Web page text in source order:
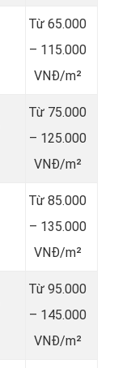
Từ 65.000
– 115.000
VNĐ/m²
Từ 75.000
– 125.000
VNĐ/m²
Từ 85.000
– 135.000
VNĐ/m²
Từ 95.000
– 145.000
VNĐ/m²